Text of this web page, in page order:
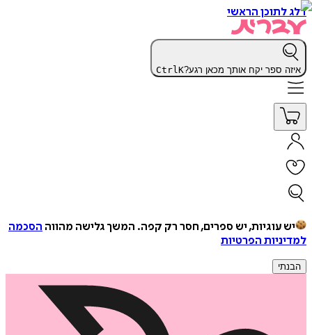
דלג לתוכן הראשי
איזה ספר יקח אותך מכאן רגע? CtrlK
יש עוגיות, יש ספרים, חסר רק קפה. המשך גלישה מהווה הסכמה
למדיניות הפרטיות
הבנתי